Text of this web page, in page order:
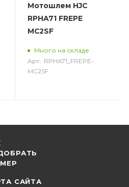
Мотошлем HJC
RPHA71 FREPE
MC2SF
Много на складе
Арт.: RPHA71_FREPE-
MC2SF
САЙТА